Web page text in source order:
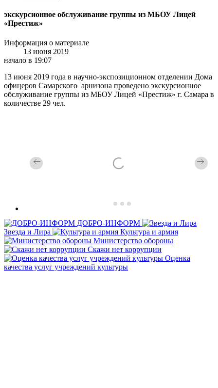
экскурсионное обслуживание группы из МБОУ Лицей
«Престиж»
Информация о материале
13 июня 2019
начало в 19:07
13 июня 2019 года в научно-экспозиционном отделении Дома
офицеров Самарского арнизона проведено экскурсионное
обслуживание группы из МБОУ Лицей «Престиж» г. Самара в
количестве 29 чел.
ДОБРО-ИНФОРМ
Звезда и Лира
Культура и армия
Министерство обороны
Скажи нет коррупции
Оценка
качества услуг учреждений культуры